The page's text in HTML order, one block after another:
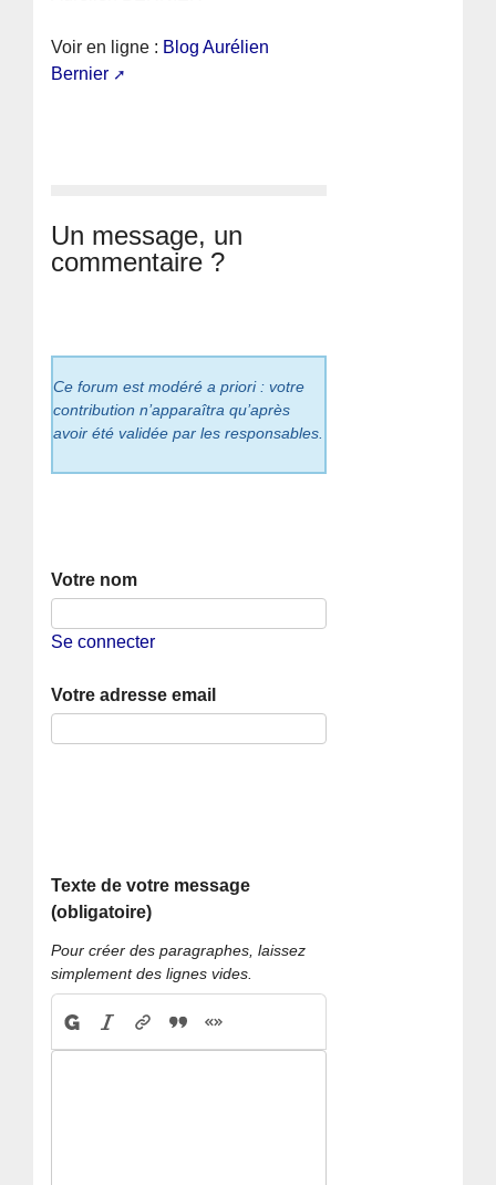
Voir en ligne : Blog Aurélien
Bernier
Un message, un
commentaire ?
Ce forum est modéré a priori : votre
contribution n’apparaîtra qu’après
avoir été validée par les responsables.
Votre nom
Se connecter
Votre adresse email
Texte de votre message
(obligatoire)
Pour créer des paragraphes, laissez
simplement des lignes vides.